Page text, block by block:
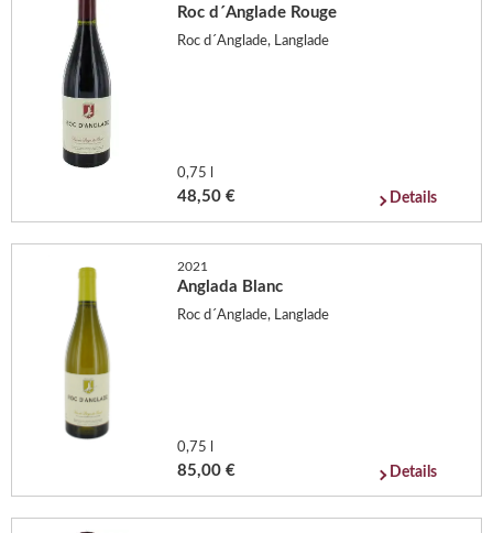
Roc d´Anglade Rouge
Roc d´Anglade, Langlade
0,75 l
48,50 € Details
2021
Anglada Blanc
Roc d´Anglade, Langlade
0,75 l
85,00 € Details